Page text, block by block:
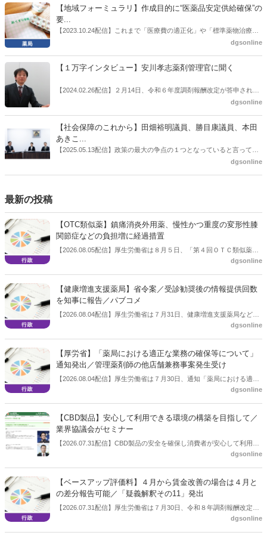
候補の前提となるもの。薬剤師に関わる政策に広く・深く関わってき
た同氏の復活に向けた薬剤師業界の期待には熱いものがある。不透明
感の払拭できない医療・介護・障害者サービスのトリプル改定等へ
の、薬剤師業界の強い危機感の裏返しといってもいいだろう。本稿で
【地域フォーミュラリ】作成目的に“医薬品安定供給確保”の
要...
【2023.10.24配信】これまで「医療費の適正化」や「標準薬物治療の
推進」などが目的とされることが多かった地域フォーミュラリの作
た。医薬品の安定供給確保だ。10月22日に開かれた「日本フォーミュ
飯田市）は、会員薬局から安定供給確保への強い要望があったことを
受け、安定供給確保が見込めるPPI３成分について銘柄を含めて選定
dgsonline
【１万字インタビュー】安川孝志薬剤管理官に聞く
【2024.02.26配信】２月14日、令和６年度調剤報酬改定が答申され
た。本紙では、厚生労働省保険局医療課・薬剤管理官の安川孝志氏
dgsonline
【社会保障のこれから】田畑裕明議員、勝目康議員、本田
あきこ...
【2025.05.13配信】政策の最大の争点の１つとなっていると言っても
よいのが社会保障のこれからのあり方だ。特に与党では、政府関係者
dgsonline
最新の投稿
【OTC類似薬】鎮痛消炎外用薬、慢性かつ重度の変形性膝
関節症などの負担増に経過措置
【2026.08.05配信】厚生労働省は８月５日、「第４回ＯＴＣ類似薬の
保険給付の見直しの実施に向けた技術的検討会」を開催。「中間とり
会等に報告し、令和８年秋頃を目途に結論を得る予定。
dgsonline
【健康増進支援薬局】省令案／受診勧奨後の情報提供回数
を知事に報告／パブコメ
【2026.08.04配信】厚生労働省は７月31日、健康増進支援薬局などに
関する省令案を示し、パブコメを開始した。受診勧奨を行った後に、
品に関する情報を提供した回数を知事に報告する事項とする。
dgsonline
【厚労省】「薬局における適正な業務の確保等について」
通知発出／管理薬剤師の他店舗兼務事案発生受け
【2026.08.04配信】厚生労働省は７月30日、通知「薬局における適正
dgsonline
【CBD製品】安心して利用できる環境の構築を目指して／
業界協議会がセミナー
【2026.07.31配信】CBD製品の安全を確保し消費者が安心して利用で
きる環境を構築することを目的に設立された団体である一般社団法人
に開かれた「第26回JAPANドラッグストアショー」のビジネスセミナ
ーとして開いたもの。
dgsonline
【ベースアップ評価料】４月から賃金改善の場合は４月と
の差分報告可能／「疑義解釈その11」発出
【2026.07.31配信】厚生労働省は７月30日、令和８年調剤報酬改定の
dgsonline